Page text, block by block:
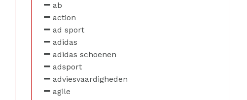
ab
action
ad sport
adidas
adidas schoenen
adsport
adviesvaardigheden
agile